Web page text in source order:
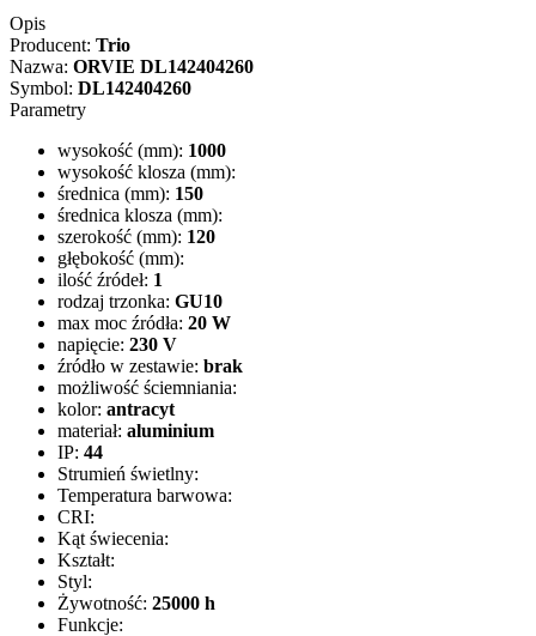
Opis
Producent: Trio
Nazwa: ORVIE DL142404260
Symbol: DL142404260
Parametry
wysokość (mm): 1000
wysokość klosza (mm):
średnica (mm): 150
średnica klosza (mm):
szerokość (mm): 120
głębokość (mm):
ilość źródeł: 1
rodzaj trzonka: GU10
max moc źródła: 20 W
napięcie: 230 V
źródło w zestawie: brak
możliwość ściemniania:
kolor: antracyt
materiał: aluminium
IP: 44
Strumień świetlny:
Temperatura barwowa:
CRI:
Kąt świecenia:
Kształt:
Styl:
Żywotność: 25000 h
Funkcje: